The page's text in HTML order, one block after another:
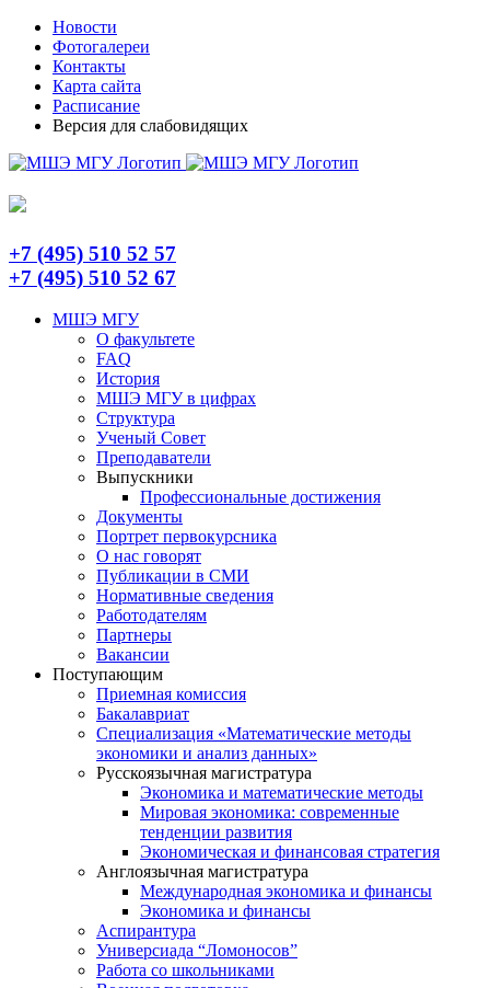
Skip
content
TelegramНовости
Фотогалереи
Контакты
Карта сайта
Расписание
Версия для слабовидящих
+7 (495) 510 52 57
+7 (495) 510 52 67
МШЭ МГУ
О факультете
FAQ
История
МШЭ МГУ в цифрах
Структура
Ученый Совет
Преподаватели
Выпускники
Профессиональные достижения
Документы
Портрет первокурсника
О нас говорят
Публикации в СМИ
Нормативные сведения
Работодателям
Партнеры
Вакансии
Поступающим
Приемная комиссия
Бакалавриат
Специализация «Математические методы
экономики и анализ данных»
Русскоязычная магистратура
Экономика и математические методы
Мировая экономика: современные
тенденции развития
Экономическая и финансовая стратегия
Англоязычная магистратура
Международная экономика и финансы
Экономика и финансы
Аспирантура
Универсиада “Ломоносов”
Работа со школьниками